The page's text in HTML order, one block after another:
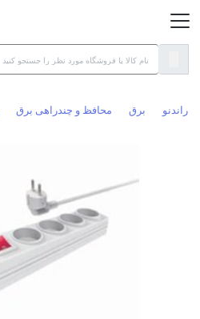
راندنو برق محافظ و چندراهی برق